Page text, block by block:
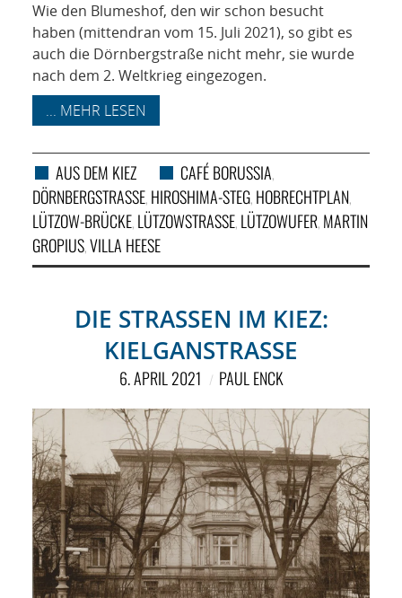
Wie den Blumeshof, den wir schon besucht
haben (mittendran vom 15. Juli 2021), so gibt es
auch die Dörnbergstraße nicht mehr, sie wurde
nach dem 2. Weltkrieg eingezogen.
... MEHR LESEN
AUS DEM KIEZ CAFÉ BORUSSIA,
DÖRNBERGSTRASSE , HIROSHIMA-STEG, HOBRECHTPLAN,
LÜTZOW-BRÜCKE, LÜTZOWSTRASSE , LÜTZOWUFER, MARTIN
GROPIUS,VILLA HEESE
DIE STRASSEN IM KIEZ: K
IELGANSTRASSE
6. APRIL 2021 PAUL ENCK